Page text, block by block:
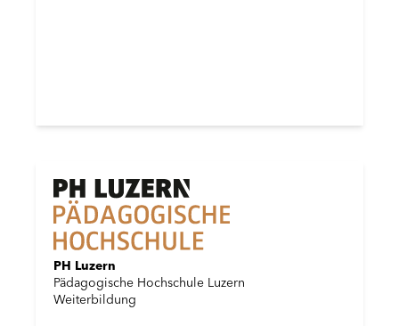
PH Luzern
Pädagogische Hochschule Luzern
Weiterbildung